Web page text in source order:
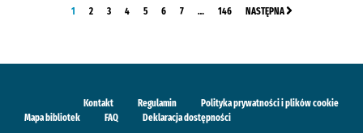
1 2 3 4 5 6 7 … 146 NASTĘPNA
Kontakt Regulamin
Polityka prywatności i plików cookie
Mapa bibliotek
FAQ Deklaracja dostępności